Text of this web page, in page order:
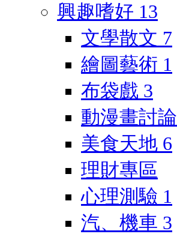
興趣嗜好 13
文學散文 7
繪圖藝術 1
布袋戲 3
動漫畫討論
美食天地 6
理財專區
心理測驗 1
汽、機車 3